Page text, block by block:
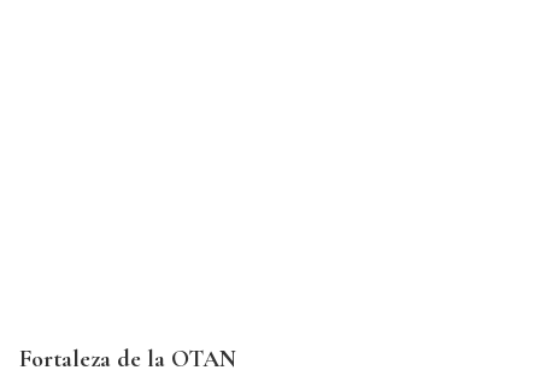
Fortaleza de la OTAN